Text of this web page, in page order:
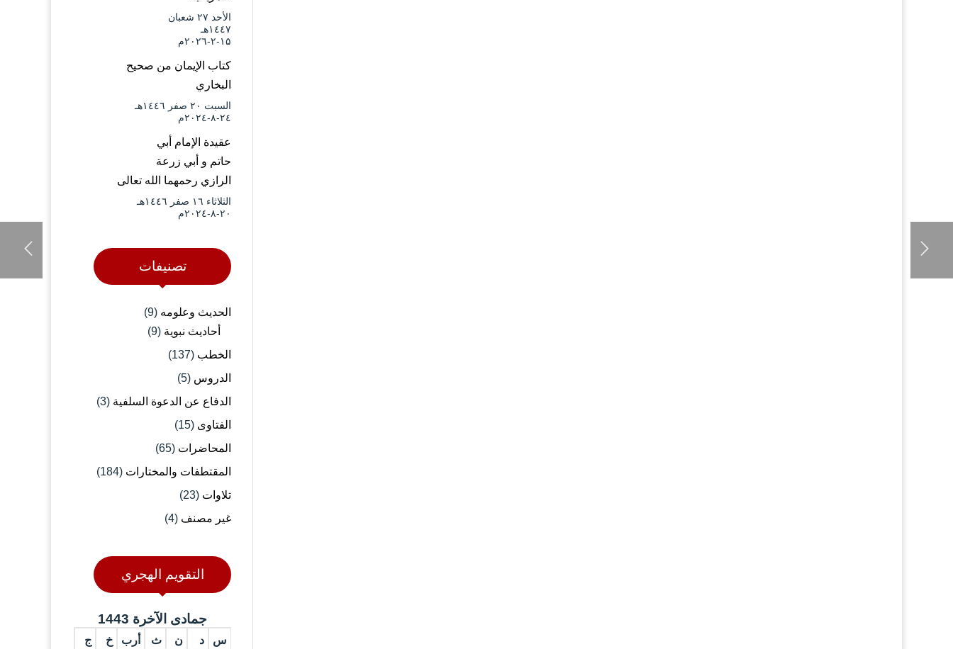
الأحد ۲۷ شعبان
۱٤٤۷هـ
۱۵-۲-۲۰۲٦م
كتاب الإيمان من صحيح
البخاري
السبت ۲۰ صفر ۱٤٤٦هـ
۲٤-۸-۲۰۲٤م
عقيدة الإمام أبي
حاتم و أبي زرعة
الرازي رحمهما الله تعالى
الثلاثاء ۱٦ صفر ۱٤٤٦هـ
۲۰-۸-۲۰۲٤م
تصنيفات
الحديث وعلومه (9)
أحاديث نبوية (9)
الخطب (137)
الدروس (5)
الدفاع عن الدعوة السلفية (3)
الفتاوى (15)
المحاضرات (65)
المقتطفات والمختارات (184)
تلاوات (23)
غير مصنف (4)
التقويم الهجري
جمادى الآخرة 1443
س د ن ث أرب خ ج